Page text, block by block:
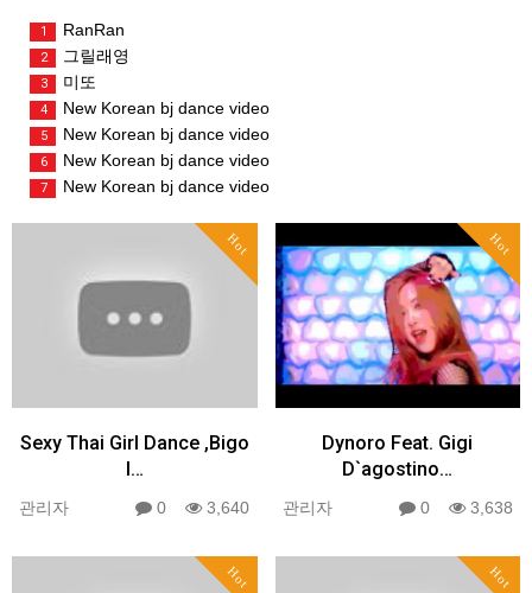
1 RanRan
2 그릴래영
3 미또
4 New Korean bj dance video
5 New Korean bj dance video
6 New Korean bj dance video
7 New Korean bj dance video
Hot
Sexy Thai Girl Dance ,Bigo
l…
관리자 0 3,640
Hot
Dynoro Feat. Gigi
D`agostino…
관리자 0 3,638
Hot Hot